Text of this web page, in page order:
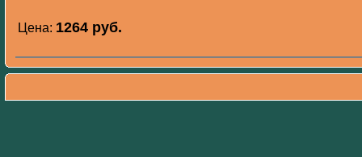
Цена: 1264 pуб.